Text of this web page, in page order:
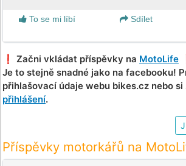
To se mi líbí
Sdílet
❗️ Začni vkládat příspěvky na MotoLife
Je to stejně snadné jako na facebooku!
přihlašovací údaje webu bikes.cz nebo si
přihlášení.
Příspěvky motorkářů na